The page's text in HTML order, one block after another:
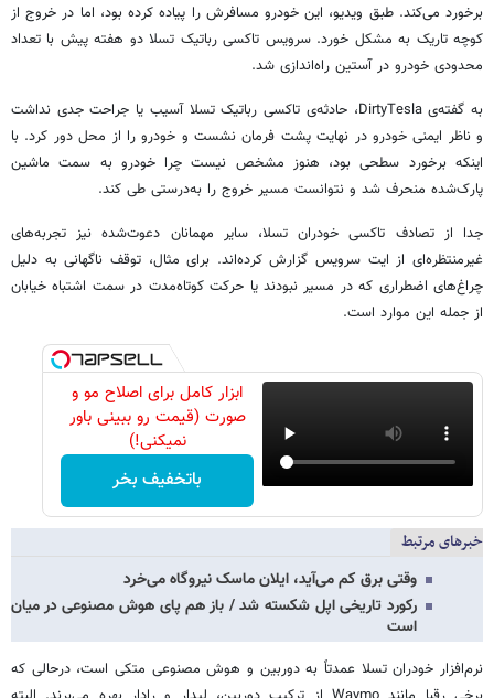
برخورد می‌کند. طبق ویدیو، این خودرو مسافرش را پیاده کرده بود، اما در خروج از
کوچه‌ تاریک به مشکل خورد. سرویس تاکسی رباتیک تسلا دو هفته پیش با تعداد
محدودی خودرو در آستین راه‌اندازی شد.
به گفته‌ی DirtyTesla، حادثه‌ی تاکسی رباتیک تسلا آسیب یا جراحت جدی نداشت
و ناظر ایمنی خودرو در نهایت پشت فرمان نشست و خودرو را از محل دور کرد. با
اینکه برخورد سطحی بود، هنوز مشخص نیست چرا خودرو به سمت ماشین
پارک‌شده منحرف شد و نتوانست مسیر خروج را به‌درستی طی کند.
جدا از تصادف تاکسی خودران تسلا، سایر مهمانان دعوت‌شده نیز تجربه‌های
غیرمنتظره‌ای از ایت سرویس گزارش کرده‌اند. برای مثال، توقف ناگهانی به دلیل
چراغ‌های اضطراری که در مسیر نبودند یا حرکت کوتاه‌مدت در سمت اشتباه خیابان
از جمله این موارد است.
ابزار کامل برای اصلاح مو و
صورت (قیمت رو ببینی باور
نمیکنی!)
باتخفیف بخر
خبرهای مرتبط
وقتی برق کم می‌آید، ایلان ماسک نیروگاه می‌خرد
رکورد تاریخی اپل شکسته شد / باز هم پای هوش مصنوعی در میان
است
نرم‌افزار خودران تسلا عمدتاً به دوربین و هوش مصنوعی متکی است، درحالی که